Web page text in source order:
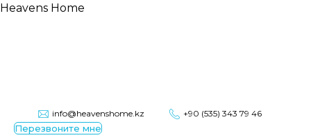
Heavens Home
info@heavenshome.kz +90 (535) 343 79 46
Перезвоните мне